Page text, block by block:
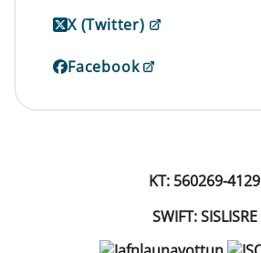
X (Twitter)
Facebook
KT: 560269-4129
SWIFT: SISLISRE